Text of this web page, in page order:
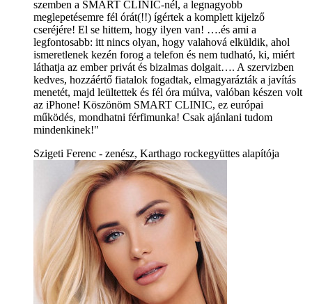
szemben a SMART CLINIC-nél, a legnagyobb
meglepetésemre fél órát(!!) ígértek a komplett kijelző
cseréjére! El se hittem, hogy ilyen van! ….és ami a
legfontosabb: itt nincs olyan, hogy valahová elküldik, ahol
ismeretlenek kezén forog a telefon és nem tudható, ki, miért
láthatja az ember privát és bizalmas dolgait…. A szervizben
kedves, hozzáértő fiatalok fogadtak, elmagyarázták a javítás
menetét, majd leültettek és fél óra múlva, valóban készen volt
az iPhone! Köszönöm SMART CLINIC, ez európai
működés, mondhatni férfimunka! Csak ajánlani tudom
mindenkinek!"
Szigeti Ferenc - zenész, Karthago rockegyüttes alapítója